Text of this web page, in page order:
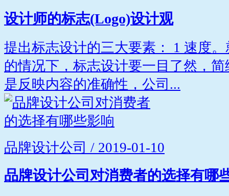
设计师的标志(Logo)设计观
提出标志设计的三大要素： 1 速度
的情况下，标志设计要一目了然，
是反映内容的准确性，公司...
品牌设计公司 / 2019-01-10
品牌设计公司对消费者的选择有哪